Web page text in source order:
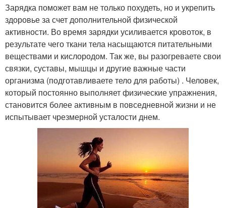
Зарядка поможет вам не только похудеть, но и укрепить
здоровье за счет дополнительной физической
активности. Во время зарядки усиливается кровоток, в
результате чего ткани тела насыщаются питательными
веществами и кислородом. Так же, вы разогреваете свои
связки, суставы, мышцы и другие важные части
организма (подготавливаете тело для работы) . Человек,
который постоянно выполняет физические упражнения,
становится более активным в повседневной жизни и не
испытывает чрезмерной усталости днем.